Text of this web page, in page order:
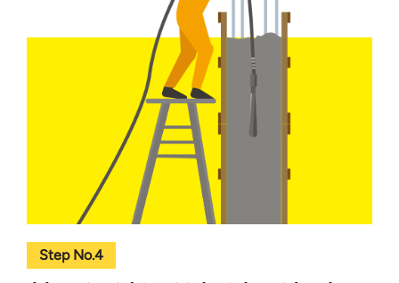
Step No.4